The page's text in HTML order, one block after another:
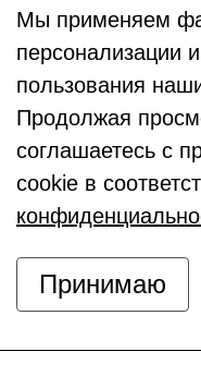
Мы применяем
персонализации
пользования
Продолжая
соглашаетесь с
cookie в
Принимаю